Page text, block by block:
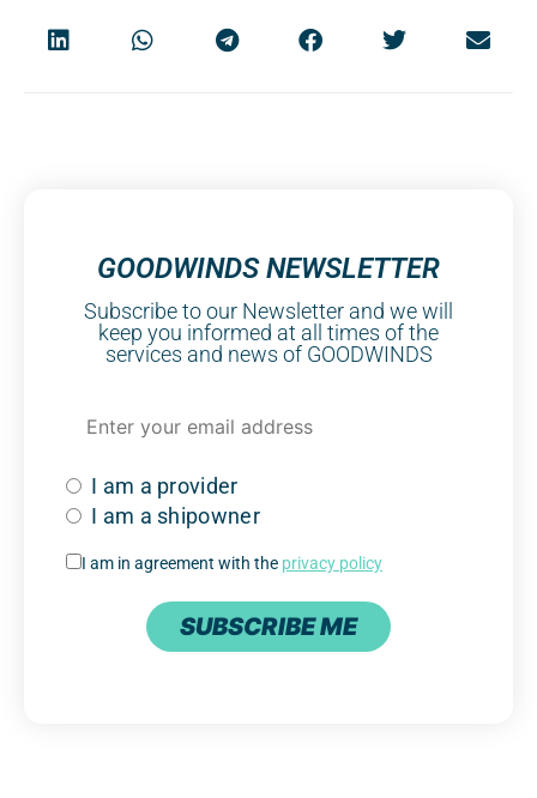
GOODWINDS NEWSLETTER
Subscribe to our Newsletter and we will
keep you informed at all times of the
services and news of GOODWINDS
I am a provider
I am a shipowner
I am in agreement with the privacy policy
SUBSCRIBE ME